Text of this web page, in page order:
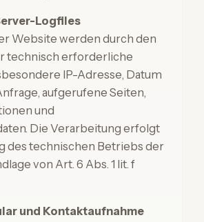
Logfiles
Website werden durch den
technisch erforderliche
IP-Adresse, Datum
aufgerufene Seiten,
und
Die Verarbeitung erfolgt
des technischen Betriebs der
von Art. 6 Abs. 1 lit. f
und Kontaktaufnahme